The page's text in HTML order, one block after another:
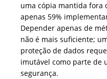
uma cópia mantida fora
apenas 59%
Depender apenas de
não é mais suficiente;
proteção de dados
imutável como parte de
segurança.